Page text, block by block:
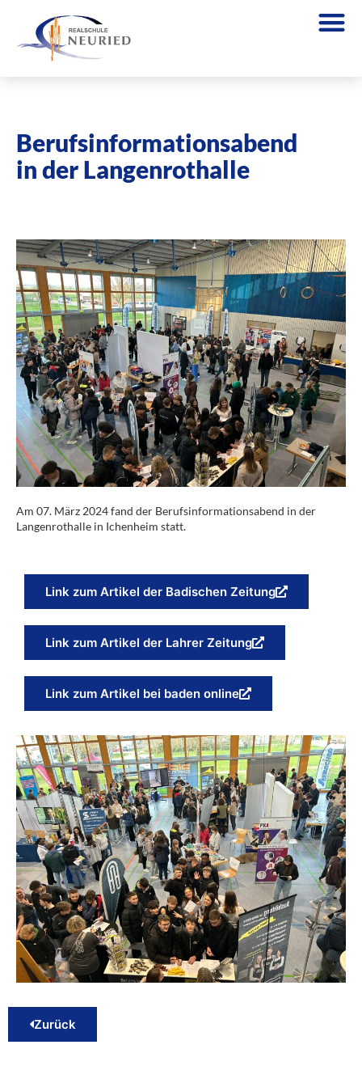
Berufsinformationsabend
in der Langenrothalle
Am 07. März 2024 fand der Berufsinformationsabend in der
Langenrothalle in Ichenheim statt.
Link zum Artikel der Badischen Zeitung
Link zum Artikel der Lahrer Zeitung
Link zum Artikel bei baden online
Zurück